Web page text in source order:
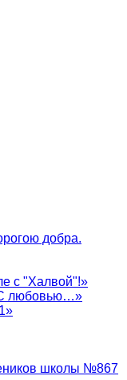
добра.
с "Халвой"!»
С любовью…»
школы №867